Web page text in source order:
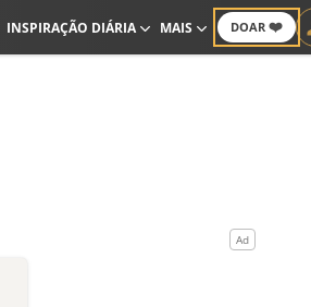
DOAR ❤️
INSPIRAÇÃO DIÁRIA MAIS